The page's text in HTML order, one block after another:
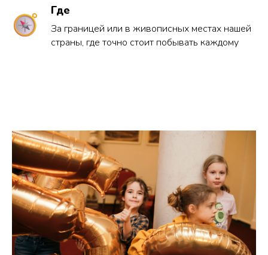
Где
За границей или в живописных местах нашей
страны, где точно стоит побывать каждому